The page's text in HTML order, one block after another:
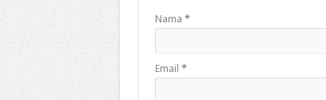
Nama *
Email *